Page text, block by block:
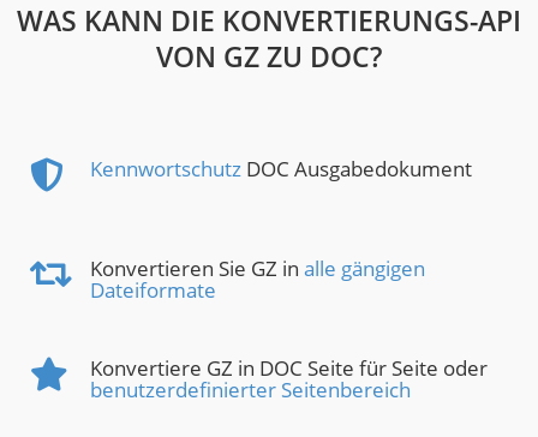
WAS KANN DIE KONVERTIERUNGS-API
VON GZ ZU DOC?
Kennwortschutz DOC Ausgabedokument
Konvertieren Sie GZ in alle gängigen
Dateiformate
Konvertiere GZ in DOC Seite für Seite oder
benutzerdefinierter Seitenbereich